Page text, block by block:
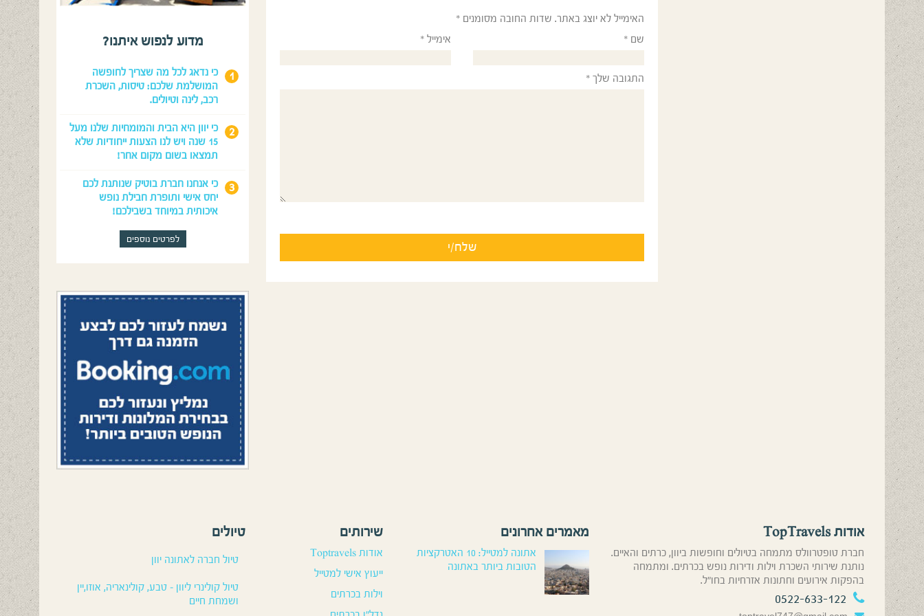
מדוע לנפוש איתנו?
כי נדאג לכל מה שצריך לחופשה
המושלמת שלכם: טיסות, השכרת
רכב, לינה וטיולים.
כי יוון היא הבית והמומחיות שלנו מעל
15 שנה ויש לנו הצעות ייחודיות שלא
תמצאו בשום מקום אחר!
כי אנחנו חברת בוטיק שנותנת לכם
יחס אישי ותופרת חבילת נופש
איכותית במיוחד בשבילכם!
לפרטים נוספים
האימייל לא יוצג באתר. שדות החובה מסומנים *
שם * אימייל *
התגובה שלך *
טיולים
טיול חברה לאתונה יוון
טיול קולינרי ליוון – טבע, קולינאריה, אוזו,יין
ושמחת חיים
שירותים
אודות Toptravels
ייעוץ אישי למטייל
וילות בכרתים
מאמרים אחרונים
אתונה למטייל: 10 האטרקציות
הטובות ביותר באתונה
אודות TopTravels
חברת טופטרוולס מתמחה בטיולים וחופשות ביוון, כרתים והאיים.
נותנת שירותי השכרת וילות ודירות נופש בכרתים. ומתמחה
בהפקות אירועים וחתונות אזרחיות בחו”ל.
0522-633-122